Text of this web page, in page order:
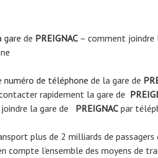
gare de PREIGNAC – comment joindre
numéro de téléphone de la gare de
rapidement la gare de
la gare de
PREIGNAC par
plus de 2 milliards de passagers
compte l’ensemble des moyens de